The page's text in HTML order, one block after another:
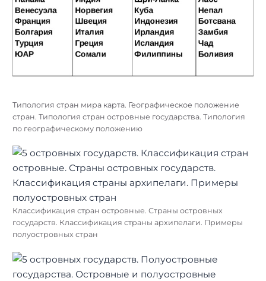
Типология стран мира карта. Географическое положение
стран. Типология стран островные государства. Типология
по географическому положению
Классификация стран островные. Страны островных
государств. Классификация страны архипелаги. Примеры
полуостровных стран